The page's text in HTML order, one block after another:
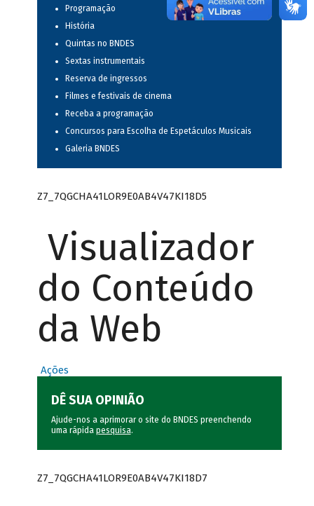
Programação
História
Quintas no BNDES
Sextas instrumentais
Reserva de ingressos
Filmes e festivais de cinema
Receba a programação
Concursos para Escolha de Espetáculos Musicais
Galeria BNDES
Z7_7QGCHA41LOR9E0AB4V47KI18D5
Visualizador
do Conteúdo
da Web
Ações
DÊ SUA OPINIÃO
Ajude-nos a aprimorar o site do BNDES preenchendo
uma rápida pesquisa.
Z7_7QGCHA41LOR9E0AB4V47KI18D7